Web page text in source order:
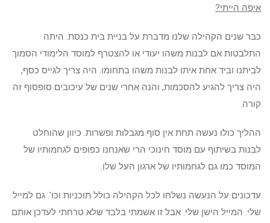
איפה הייתי?
כבר שנים הקהילה שלנו מדברת על בניית בית כנסת. היתה
התלבטות אם לבנות משהו יעודי או להצטרף למוסד הלימודי הסמוך
לביתנו וביד אחת איתו לבנות משהו בתחומו. היה צריך לגייס כסף,
היה צריך להגיע להסכמות, והנה אחרי שנים של עיכובים סופסוף זה
קורה.
ההליך כולו נעשה תחת אין סוף מגבלות ופשרות. כיוון שהוחלט
לבנות בשיתוף עם מוסד חינוכי הרי שאנחנו כפופים לגחמותיו של
המוסד כמו גם לגחמותיו של ארגון העל שלו.
עדכונים על הנעשה נשלחו לכל הקהילה כולל תוכניות וכו'. גם למייל
שלי. המייל הישן שלי. אבל זו אשמתי בלבד שלא טרחתי לעדכן אותם